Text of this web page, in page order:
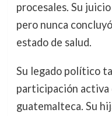
procesales. Su
pero nunca
estado de salud.
Su legado político
participación activa
guatemalteca. Su